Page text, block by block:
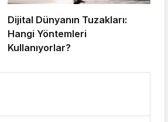
Dijital Dünyanın Tuzakları:
Hangi Yöntemleri
Kullanıyorlar?